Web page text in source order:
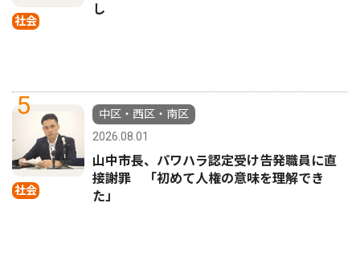
社会
し
5
社会
中区・西区・南区
2026.08.01
山中市長、パワハラ認定受け告発職員に直
接謝罪 「初めて人権の意味を理解でき
た」